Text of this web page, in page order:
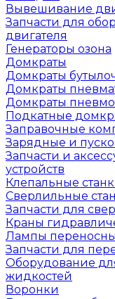
Вывешивание
Запчасти для
двигателя
Генераторы озона
Домкраты
Домкраты
Домкраты
Домкраты
Подкатные
Заправочные
Зарядные и
Запчасти и
устройств
Клепальные
Сверлильные
Запчасти для
Краны
Лампы
Запчасти для
Оборудование
жидкостей
Воронки